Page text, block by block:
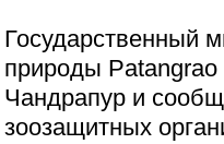
Государственный
природы Patangrao
Чандрапур и
зоозащитных